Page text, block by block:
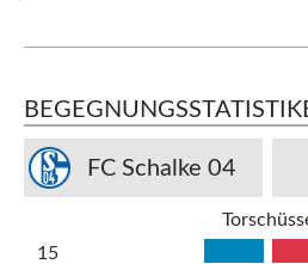
FC Schalke 04
15